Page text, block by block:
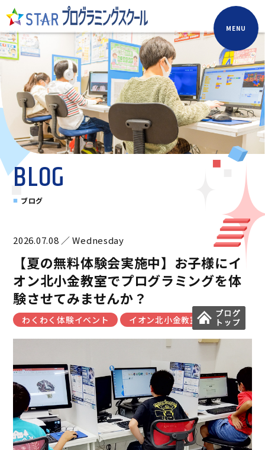
MENU
BLOG
ブログ
2026.07.08 ／ Wednesday
【夏の無料体験会実施中】お子様にイ
オン北小金教室でプログラミングを体
験させてみませんか？
わくわく体験イベント イオン北小金教室